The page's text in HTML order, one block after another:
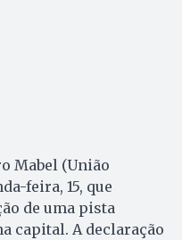
Mabel (União
feira, 15, que
de uma pista
capital. A declaração